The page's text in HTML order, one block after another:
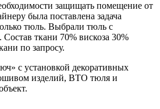
защищать помещение от
была поставлена задача
тюль. Выбрали тюль с
ткани 70% вискоза 30%
по запросу.
с установкой декоративных
изделий, ВТО тюля и